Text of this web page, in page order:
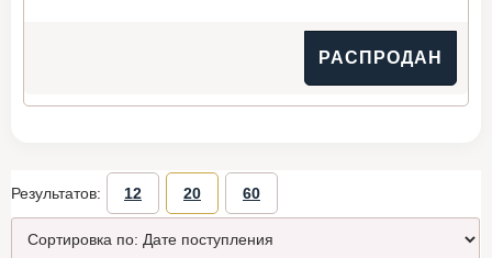
РАСПРОДАН
Результатов: 12 20 60